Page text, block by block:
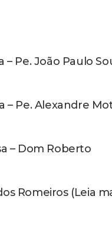
– Pe. João Paulo
– Pe. Alexandre
– Dom Roberto
Romeiros (Leia